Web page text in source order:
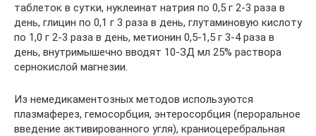
таблеток в сутки, нуклеинат натрия по 0,5 г 2-3 раза в
день, глицин по 0,1 г 3 раза в день, глутаминовую кислоту
по 1,0 г 2-3 раза в день, метионин 0,5-1,5 г 3-4 раза в
день, внутримышечно вводят 10-ЗД мл 25% раствора
сернокислой магнезии.
Из немедикаментозных методов используются
плазмаферез, гемосорбция, энтеросорбция (пероральное
введение активированного угля), краниоцеребральная